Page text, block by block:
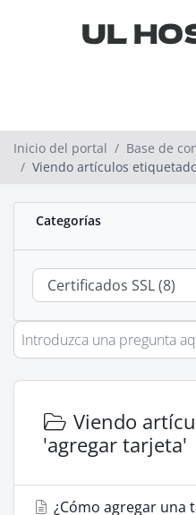
Inicio del portal
Base de
Viendo artículos
Categorías
Viendo
'agregar tarjeta'
¿Cómo agregar una